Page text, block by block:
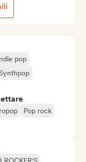
pop
Pop rock